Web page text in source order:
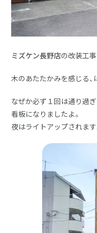
ミズケン長野店の改装工
木のあたたかみを感じる、
なぜか必ず１回は通り過
看板になりましたよ。
夜はライトアップされます